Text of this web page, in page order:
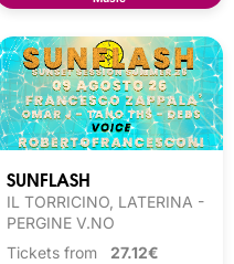
SUNFLASH
IL TORRICINO, LATERINA -
PERGINE V.NO
Tickets from 27.12€